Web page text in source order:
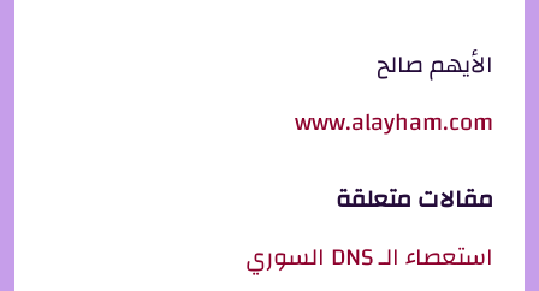
الأيهم صالح
www.alayham.com
مقالات متعلقة
استعصاء الـ DNS السوري